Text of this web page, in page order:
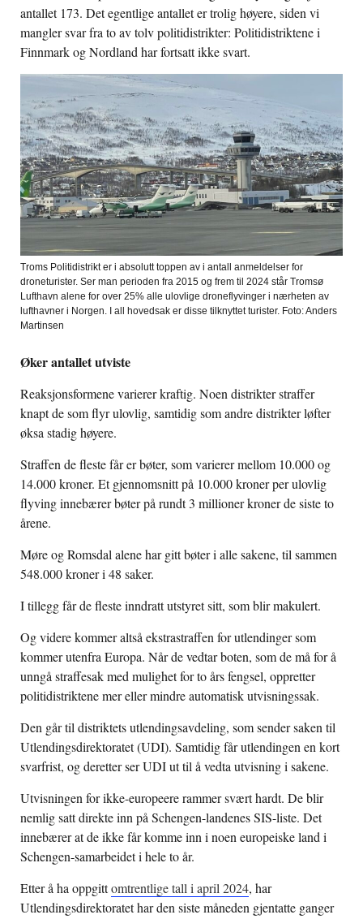
antallet 173. Det egentlige antallet er trolig høyere, siden vi
mangler svar fra to av tolv politidistrikter: Politidistriktene i
Finnmark og Nordland har fortsatt ikke svart.
Troms Politidistrikt er i absolutt toppen av i antall anmeldelser for
droneturister. Ser man perioden fra 2015 og frem til 2024 står Tromsø
Lufthavn alene for over 25% alle ulovlige droneflyvinger i nærheten av
lufthavner i Norgen. I all hovedsak er disse tilknyttet turister. Foto: Anders
Martinsen
Øker antallet utviste
Reaksjonsformene varierer kraftig. Noen distrikter straffer
knapt de som flyr ulovlig, samtidig som andre distrikter løfter
øksa stadig høyere.
Straffen de fleste får er bøter, som varierer mellom 10.000 og
14.000 kroner. Et gjennomsnitt på 10.000 kroner per ulovlig
flyving innebærer bøter på rundt 3 millioner kroner de siste to
årene.
Møre og Romsdal alene har gitt bøter i alle sakene, til sammen
548.000 kroner i 48 saker.
I tillegg får de fleste inndratt utstyret sitt, som blir makulert.
Og videre kommer altså ekstrastraffen for utlendinger som
kommer utenfra Europa. Når de vedtar boten, som de må for å
unngå straffesak med mulighet for to års fengsel, oppretter
politidistriktene mer eller mindre automatisk utvisningssak.
Den går til distriktets utlendingsavdeling, som sender saken til
Utlendingsdirektoratet (UDI). Samtidig får utlendingen en kort
svarfrist, og deretter ser UDI ut til å vedta utvisning i sakene.
Utvisningen for ikke-europeere rammer svært hardt. De blir
nemlig satt direkte inn på Schengen-landenes SIS-liste. Det
innebærer at de ikke får komme inn i noen europeiske land i
Schengen-samarbeidet i hele to år.
Etter å ha oppgittomtrentlige tall i april 2024, har
Utlendingsdirektoratet har den siste måneden gjentatte ganger